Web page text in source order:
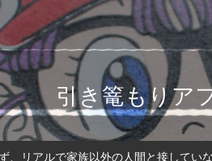
引き篭もりア
、リアルで家族以外の人間と接してい